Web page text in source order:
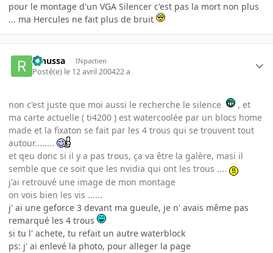
pour le montage d'un VGA Silencer c'est pas la mort non plus
... ma Hercules ne fait plus de bruit
renussa INpactien
Posté(e) le 12 avril 200422 a
non c'est juste que moi aussi le recherche le silence
, et
ma carte actuelle ( ti4200 ) est watercoolée par un blocs home
made et la fixaton se fait par les 4 trous qui se trouvent tout
autour........
et qeu donc si il y a pas trous, ça va être la galère, masi il
semble que ce soit que les nvidia qui ont les trous ....
j'ai retrouvé une image de mon montage
on vois bien les vis ......
j' ai une geforce 3 devant ma gueule, je n' avais même pas
remarqué les 4 trous
si tu l' achete, tu refait un autre waterblock
ps: j' ai enlevé la photo, pour alleger la page